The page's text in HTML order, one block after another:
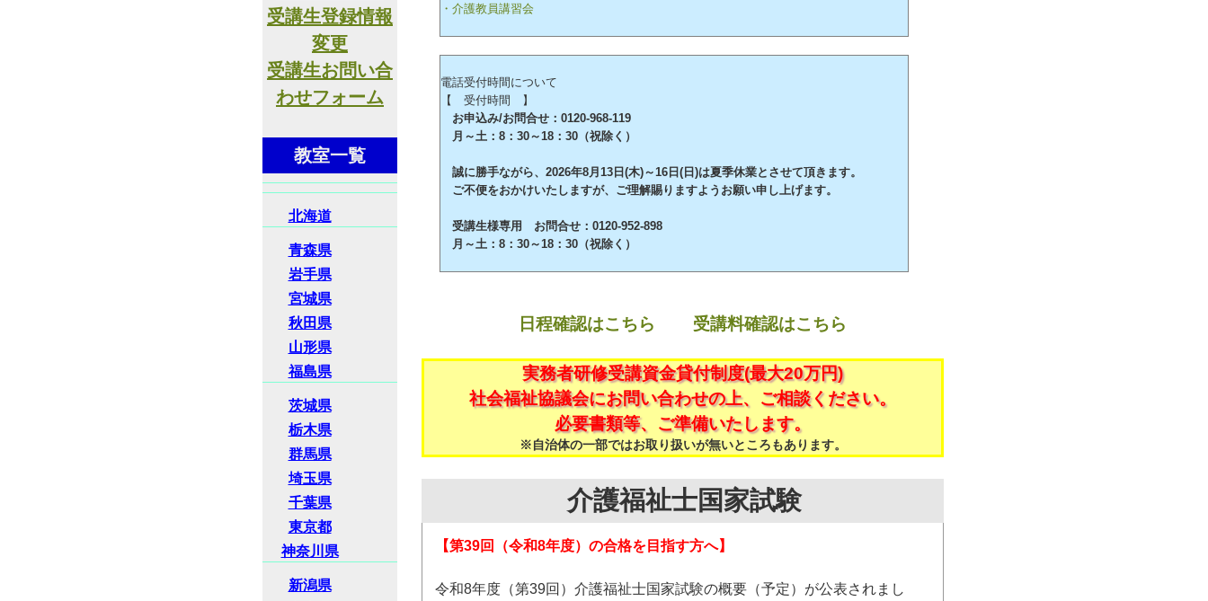
・介護教員講習会
電話受付時間について
【 受付時間 】
お申込み/お問合せ：0120-968-119
月～土：8：30～18：30（祝除く）
誠に勝手ながら、2026年8月13日(木)～16日(日)は夏季休業とさせて頂きます。
ご不便をおかけいたしますが、ご理解賜りますようお願い申し上げます。
受講生様専用 お問合せ：0120-952-898
月～土：8：30～18：30（祝除く）
日程確認はこちら 受講料確認はこちら
実務者研修受講資金貸付制度(最大20万円)
社会福祉協議会にお問い合わせの上、ご相談ください。
必要書類等、ご準備いたします。
※自治体の一部ではお取り扱いが無いところもあります。
介護福祉士国家試験
【第39回（令和8年度）の合格を目指す方へ】
令和8年度（第39回）介護福祉士国家試験の概要（予定）が公表されまし
受講生登録情報
変更
受講生お問い合
わせフォーム
教室一覧
北海道
青森県
岩手県
宮城県
秋田県
山形県
福島県
茨城県
栃木県
群馬県
埼玉県
千葉県
東京都
神奈川県
新潟県